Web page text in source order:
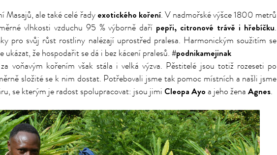
Masajů, ale také celé řady exotického koření. V nadmořské výšce 1800 metrů
vlhkosti vzduchu 95 % výborně daří pepři, citronové trávě i hřebíčku.
pro svůj růst rostliny nalézají uprostřed pralesa. Harmonickým soužitím se
ukázat, že hospodařit se dá i bez kácení pralesů. #podnikamejinak
voňavým kořením však stála i velká výzva. Pěstitelé jsou totiž rozeseti po
složité se k nim dostat. Potřebovali jsme tak pomoc místních a našli jsme
se kterým je radost spolupracovat: jsou jimi Cleopa Ayo a jeho žena Agnes.